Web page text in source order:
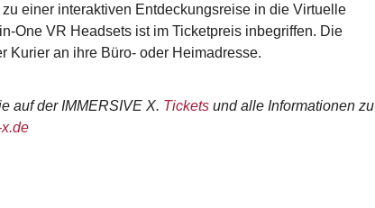
einer interaktiven Entdeckungsreise in die Virtuelle
One VR Headsets ist im Ticketpreis inbegriffen. Die
Kurier an ihre Büro- oder Heimadresse.
auf der IMMERSIVE X. Tickets und alle Informationen zu